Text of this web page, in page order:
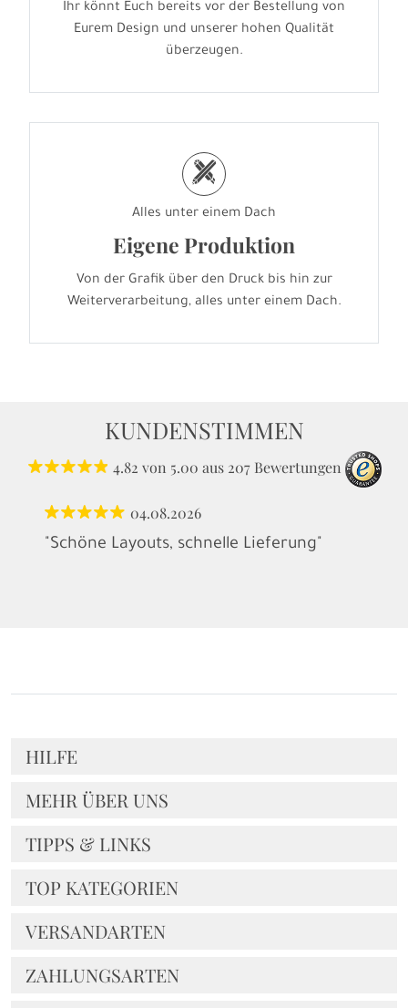
Ihr könnt Euch bereits vor der Bestellung von
Eurem Design und unserer hohen Qualität
überzeugen.
h
Alles unter einem Dach
Eigene Produktion
Von der Grafik über den Druck bis hin zur
Weiterverarbeitung, alles unter einem Dach.
KUNDENSTIMMEN
4.82 von 5.00 aus 207 Bewertungen
04.08.2026
"Schöne Layouts, schnelle Lieferung"
HILFE
MEHR ÜBER UNS
TIPPS & LINKS
TOP KATEGORIEN
VERSANDARTEN
ZAHLUNGSARTEN